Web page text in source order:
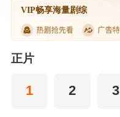
VIP畅享海量剧综
正片
1 2 3